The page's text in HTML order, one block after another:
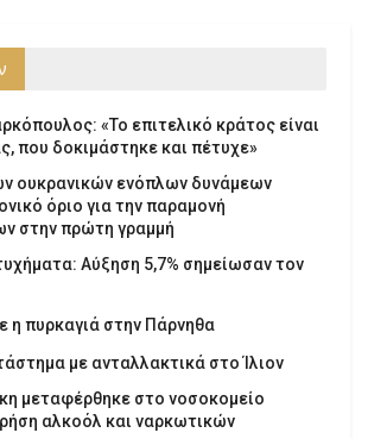
«Το επιτελικό κράτος είναι
που δοκιμάστηκε και πέτυχε»
ουκρανικών ενόπλων δυνάμεων
όριο για την παραμονή
στην πρώτη γραμμή
Αύξηση 5,7% σημείωσαν τον
η πυρκαγιά στην Πάρνηθα
με ανταλλακτικά στο Ίλιον
μεταφέρθηκε στο νοσοκομείο
αλκοόλ και ναρκωτικών